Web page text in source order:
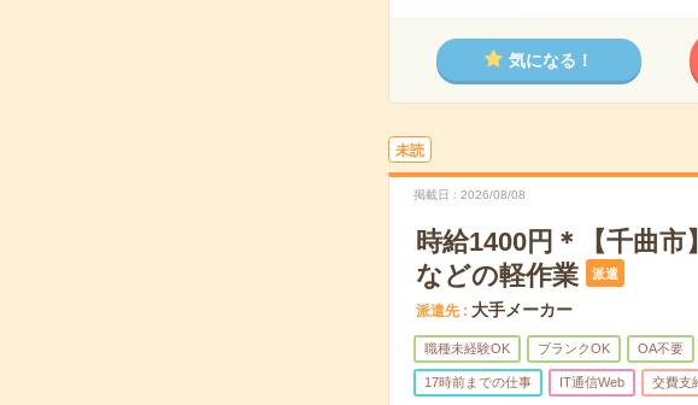
気になる！
未読
掲載日 2026/08/08
時給1400円＊【千曲
などの軽作業
派遣
派遣先 大手メーカー
職種未経験OK ブランクOK OA不要
17時前までの仕事 IT通信Web 交費支